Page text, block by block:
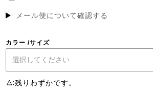
メール便について確認する
カラー サイズ
△ 残りわずかです。